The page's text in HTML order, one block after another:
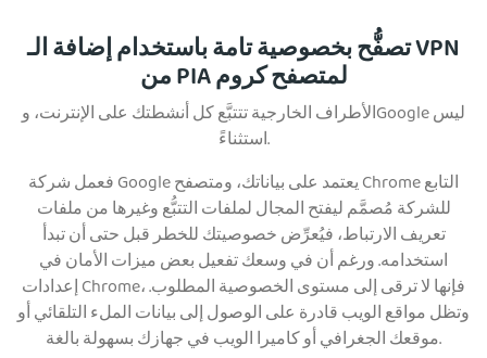
تصفُّح بخصوصية تامة باستخدام إضافة الـ VPN
من PIA لمتصفح كروم
الأطراف الخارجية تتتبَّع كل أنشطتك على الإنترنت، وGoogle ليس
استثناءً.
فعمل شركة Google يعتمد على بياناتك، ومتصفح Chrome التابع
للشركة مُصمَّم ليفتح المجال لملفات التتبُّع وغيرها من ملفات
تعريف الارتباط، فيُعرِّض خصوصيتك للخطر قبل حتى أن تبدأ
استخدامه. ورغم أن في وسعك تفعيل بعض ميزات الأمان في
إعدادات Chrome، فإنها لا ترقى إلى مستوى الخصوصية المطلوب.
وتظل مواقع الويب قادرة على الوصول إلى بيانات الملء التلقائي أو
موقعك الجغرافي أو كاميرا الويب في جهازك بسهولة بالغة.